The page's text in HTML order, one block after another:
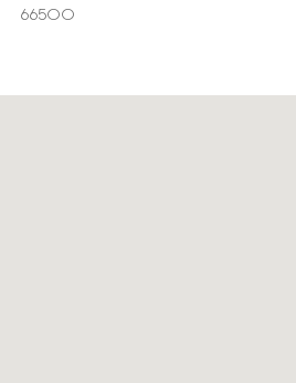
66500